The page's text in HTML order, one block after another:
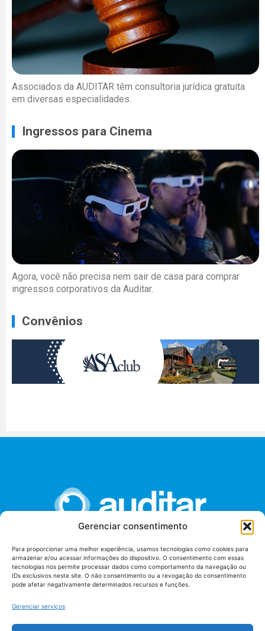
Gerenciar consentimento
Para proporcionar uma melhor experiência, usamos tecnologias como cookies para
armazenar e/ou acessar informações do dispositivo. O consentimento com essas
tecnologias nos permite processar dados como comportamento da navegação ou
IDs exclusivos neste site. O não consentimento ou a revogação do consentimento
pode afetar negativamente determinados recursos e funções.
Gerenciar serviços
Associados da AUDITAR têm consultoria jurídica gratuita
em diversas especialidades.
Ingressos para Cinema
Agora, você não precisa nem sair de casa para comprar
ingressos corporativos da Auditar.
Convênios
União dos Auditores Federais de Controle Externo -
AUDITAR
Setor de Administração Federal Sul (SAF/Sul), Qd. 04, Lt. 01
Tribunal de Contas da União (TCU), Subsolo, Sala S04